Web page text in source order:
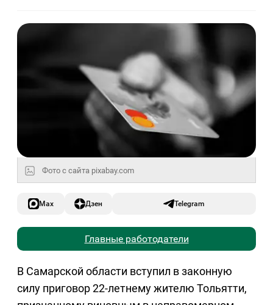
Фото с сайта pixabay.com
Max Дзен Telegram
Главные работодатели
В Самарской области вступил в законную
силу приговор 22-летнему жителю Тольятти,